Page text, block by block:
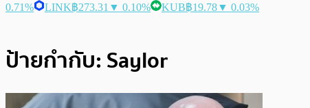
0.71%
LINK฿273.31 ▼ 0.10% KUB฿19.78▼ 0.03%
ป้ายกำกับ: Saylor